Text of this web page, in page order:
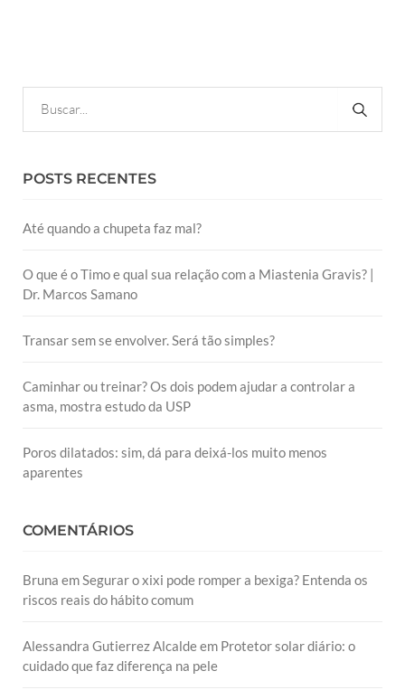
POSTS RECENTES
Até quando a chupeta faz mal?
O que é o Timo e qual sua relação com a Miastenia Gravis? |
Dr. Marcos Samano
Transar sem se envolver. Será tão simples?
Caminhar ou treinar? Os dois podem ajudar a controlar a
asma, mostra estudo da USP
Poros dilatados: sim, dá para deixá-los muito menos
aparentes
COMENTÁRIOS
Bruna emSegurar o xixi pode romper a bexiga? Entenda os
riscos reais do hábito comum
Alessandra Gutierrez Alcaldeem Protetor solar diário: o
cuidado que faz diferença na pele